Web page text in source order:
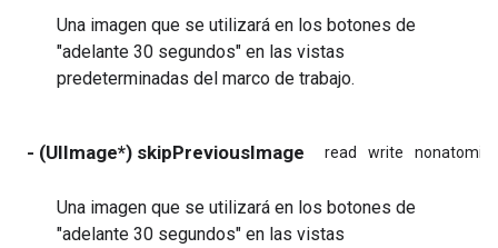
Una imagen que se utilizará en los botones de
"adelante 30 segundos" en las vistas
predeterminadas del marco de trabajo.
- (UIImage*) skipPreviousImage read write nonatomic
Una imagen que se utilizará en los botones de
"adelante 30 segundos" en las vistas